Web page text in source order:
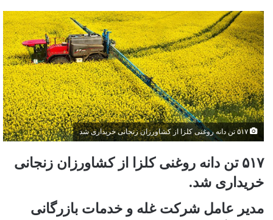
۵۱۷ تن دانه روغنی کلزا از کشاورزان زنجانی
خریداری شد.
مدیر عامل شرکت غله و خدمات بازرگانی